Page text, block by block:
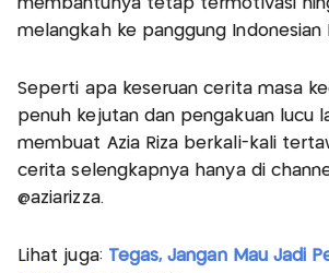
membantunya tetap termotivasi
melangkah ke panggung Indonesian
Seperti apa keseruan cerita masa
penuh kejutan dan pengakuan lucu
membuat Azia Riza berkali-kali
cerita selengkapnya hanya di
@aziarizza.
Lihat juga: Tegas, Jangan Mau Jadi